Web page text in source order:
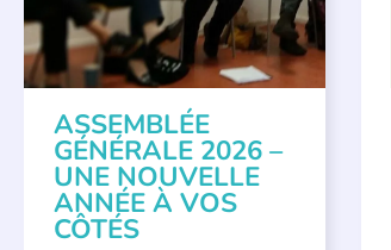
ASSEMBLÉE
GÉNÉRALE 2026 –
UNE NOUVELLE
ANNÉE À VOS
CÔTÉS